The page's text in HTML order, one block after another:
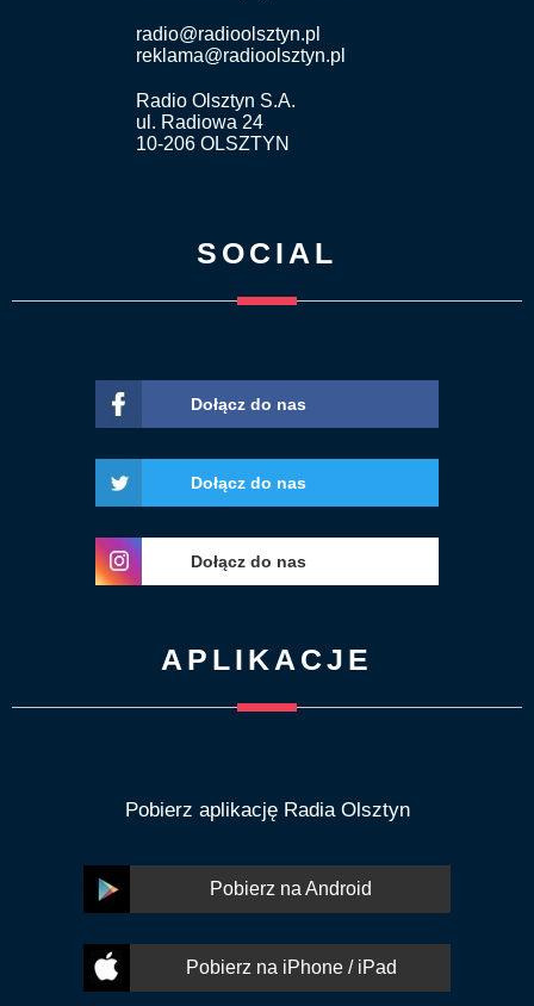
radio@radioolsztyn.pl
reklama@radioolsztyn.pl
Radio Olsztyn S.A.
ul. Radiowa 24
10-206 OLSZTYN
SOCIAL
Dołącz do nas
Dołącz do nas
Dołącz do nas
APLIKACJE
Pobierz aplikację Radia Olsztyn
Pobierz na Android
Pobierz na iPhone / iPad